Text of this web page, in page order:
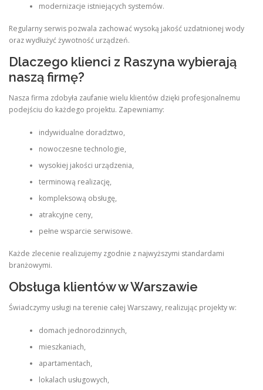
modernizacje istniejących systemów.
Regularny serwis pozwala zachować wysoką jakość uzdatnionej wody
oraz wydłużyć żywotność urządzeń.
Dlaczego klienci z Raszyna wybierają
naszą firmę?
Nasza firma zdobyła zaufanie wielu klientów dzięki profesjonalnemu
podejściu do każdego projektu. Zapewniamy:
indywidualne doradztwo,
nowoczesne technologie,
wysokiej jakości urządzenia,
terminową realizację,
kompleksową obsługę,
atrakcyjne ceny,
pełne wsparcie serwisowe.
Każde zlecenie realizujemy zgodnie z najwyższymi standardami
branżowymi.
Obsługa klientów w Warszawie
Świadczymy usługi na terenie całej Warszawy, realizując projekty w:
domach jednorodzinnych,
mieszkaniach,
apartamentach,
lokalach usługowych,